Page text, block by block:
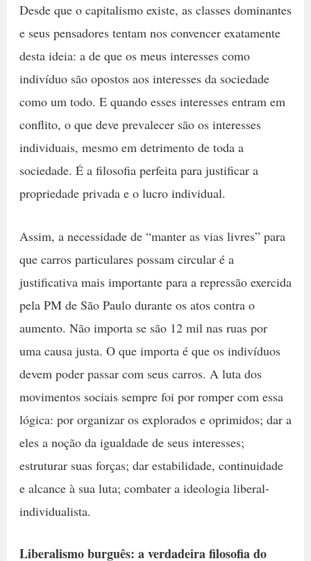
Desde que o capitalismo existe, as classes dominantes
e seus pensadores tentam nos convencer exatamente
desta ideia: a de que os meus interesses como
indivíduo são opostos aos interesses da sociedade
como um todo. E quando esses interesses entram em
conflito, o que deve prevalecer são os interesses
individuais, mesmo em detrimento de toda a
sociedade. É a filosofia perfeita para justificar a
propriedade privada e o lucro individual.
Assim, a necessidade de “manter as vias livres” para
que carros particulares possam circular é a
justificativa mais importante para a repressão exercida
pela PM de São Paulo durante os atos contra o
aumento. Não importa se são 12 mil nas ruas por
uma causa justa. O que importa é que os indivíduos
devem poder passar com seus carros. A luta dos
movimentos sociais sempre foi por romper com essa
lógica: por organizar os explorados e oprimidos; dar a
eles a noção da igualdade de seus interesses;
estruturar suas forças; dar estabilidade, continuidade
e alcance à sua luta; combater a ideologia liberal-
individualista.
Liberalismo burguês: a verdadeira filosofia do